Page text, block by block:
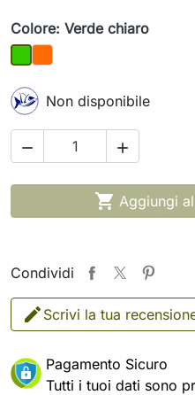
Colore: Verde chiaro
Verde chiaro
Arancio
Non disponibile
 
 Aggiungi
Condividi
Scrivi la tua
Pagamento Sicuro
Tutti i tuoi dati sono